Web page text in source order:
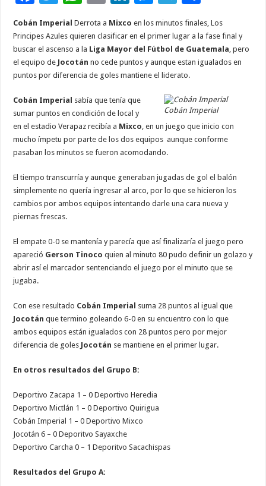
e
b
o
k
wi
tt
er
at
sA
p
m
ai
l
k
e
dI
es
se
n
g
er
el
e
gr
a
m
p
ar
r
Cobán Imperial Derrota a Mixco en los minutos finales, Los
Principes Azules quieren clasificar en el primer lugar a la fase final y
buscar el ascenso a la Liga Mayor del Fútbol de Guatemala, pero
el equipo de Jocotán no cede puntos y aunque estan igualados en
puntos por diferencia de goles mantiene el liderato.
Cobán Imperial
Cobán Imperial sabía que tenía que
sumar puntos en condición de local y
en el estadio Verapaz recibía a Mixco, en un juego que inicio con
mucho ímpetu por parte de los dos equipos aunque conforme
pasaban los minutos se fueron acomodando.
El tiempo transcurría y aunque generaban jugadas de gol el balón
simplemente no quería ingresar al arco, por lo que se hicieron los
cambios por ambos equipos intentando darle una cara nueva y
piernas frescas.
El empate 0-0 se mantenía y parecía que así finalizaría el juego pero
apareció Gerson Tinoco quien al minuto 80 pudo definir un golazo y
abrir así el marcador sentenciando el juego por el minuto que se
jugaba.
Con ese resultado Cobán Imperial suma 28 puntos al igual que
Jocotán que termino goleando 6-0 en su encuentro con lo que
ambos equipos están igualados con 28 puntos pero por mejor
diferencia de goles Jocotán se mantiene en el primer lugar.
En otros resultados del Grupo B:
Deportivo Zacapa 1 – 0 Deportivo Heredia
Deportivo Mictlán 1 – 0 Deportivo Quirigua
Cobán Imperial 1 – 0 Deportivo Mixco
Jocotán 6 – 0 Deporitvo Sayaxche
Deportivo Carcha 0 – 1 Deporitvo Sacachispas
Resultados del Grupo A: